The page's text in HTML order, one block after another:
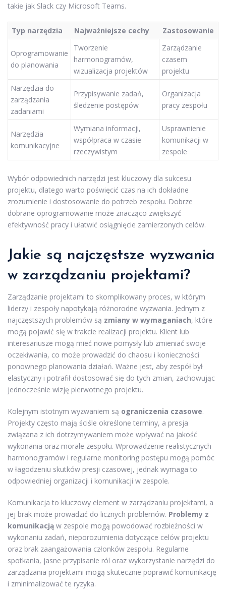
takie jak Slack czy Microsoft Teams.
Typ narzędzia Najważniejsze cechy Zastosowanie
Oprogramowanie
do planowania
Tworzenie
harmonogramów,
wizualizacja projektów
Zarządzanie
czasem
projektu
Narzędzia do
zarządzania
zadaniami
Przypisywanie zadań,
śledzenie postępów
Organizacja
pracy zespołu
Narzędzia
komunikacyjne
Wymiana informacji,
współpraca w czasie
rzeczywistym
Usprawnienie
komunikacji w
zespole
Wybór odpowiednich narzędzi jest kluczowy dla sukcesu
projektu, dlatego warto poświęcić czas na ich dokładne
zrozumienie i dostosowanie do potrzeb zespołu. Dobrze
dobrane oprogramowanie może znacząco zwiększyć
efektywność pracy i ułatwić osiągnięcie zamierzonych celów.
Jakie są najczęstsze wyzwania
w zarządzaniu projektami?
Zarządzanie projektami to skomplikowany proces, w którym
liderzy i zespoły napotykają różnorodne wyzwania. Jednym z
najczęstszych problemów są zmiany w wymaganiach, które
mogą pojawić się w trakcie realizacji projektu. Klient lub
interesariusze mogą mieć nowe pomysły lub zmieniać swoje
oczekiwania, co może prowadzić do chaosu i konieczności
ponownego planowania działań. Ważne jest, aby zespół był
elastyczny i potrafił dostosować się do tych zmian, zachowując
jednocześnie wizję pierwotnego projektu.
Kolejnym istotnym wyzwaniem są ograniczenia czasowe.
Projekty często mają ściśle określone terminy, a presja
związana z ich dotrzymywaniem może wpływać na jakość
wykonania oraz morale zespołu. Wprowadzenie realistycznych
harmonogramów i regularne monitoring postępu mogą pomóc
w łagodzeniu skutków presji czasowej, jednak wymaga to
odpowiedniej organizacji i komunikacji w zespole.
Komunikacja to kluczowy element w zarządzaniu projektami, a
jej brak może prowadzić do licznych problemów. Problemy z
komunikacją w zespole mogą powodować rozbieżności w
wykonaniu zadań, nieporozumienia dotyczące celów projektu
oraz brak zaangażowania członków zespołu. Regularne
spotkania, jasne przypisanie ról oraz wykorzystanie narzędzi do
zarządzania projektami mogą skutecznie poprawić komunikację
i zminimalizować te ryzyka.